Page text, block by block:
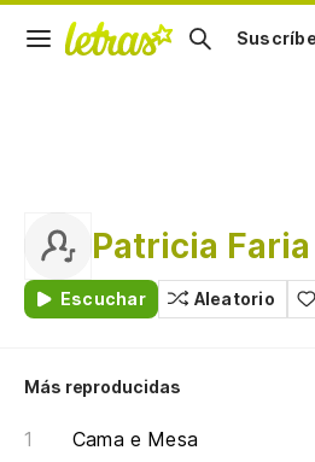
Patricia Faria
Escuchar Aleatorio
Más reproducidas
Cama e Mesa